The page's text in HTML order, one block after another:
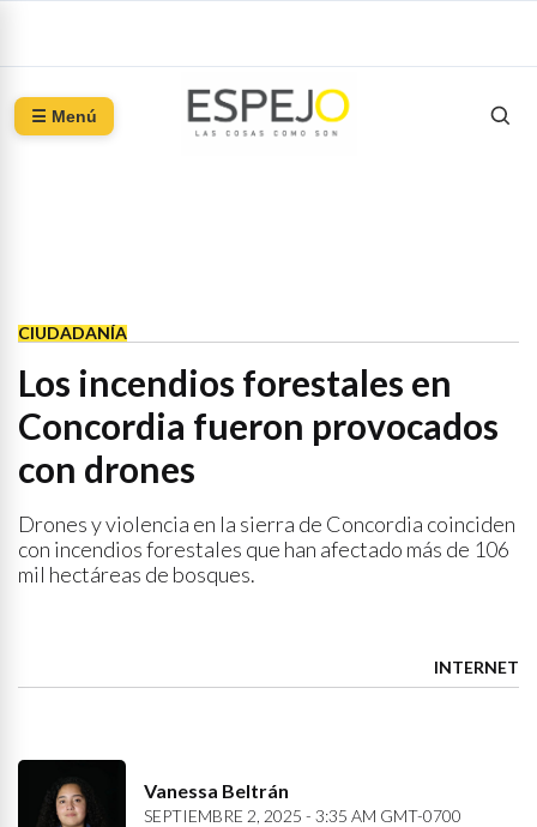
☰ Menú
CIUDADANÍA
Los incendios forestales en
Concordia fueron provocados
con drones
Drones y violencia en la sierra de Concordia coinciden
con incendios forestales que han afectado más de 106
mil hectáreas de bosques.
INTERNET
Vanessa Beltrán
SEPTIEMBRE 2, 2025 - 3:35 AM GMT-0700